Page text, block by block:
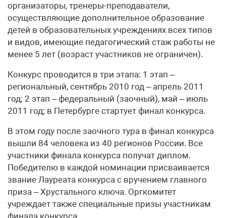
организаторы, тренеры-преподаватели,
осуществляющие дополнительное образование
детей в образовательных учреждениях всех типов
и видов, имеющие педагогический стаж работы не
менее 5 лет (возраст участников не ограничен).
Конкурс проводится в три этапа: 1 этап –
региональный, сентябрь 2010 год – апрель 2011
год; 2 этап – федеральный (заочный), май – июль
2011 год; в Петербурге стартует финал конкурса.
В этом году после заочного тура в финал конкурса
вышли 84 человека из 40 регионов России. Все
участники финала конкурса получат диплом.
Победителю в каждой номинации присваивается
звание Лауреата конкурса с вручением главного
приза – Хрустального ключа. Оргкомитет
учреждает также специальные призы участникам